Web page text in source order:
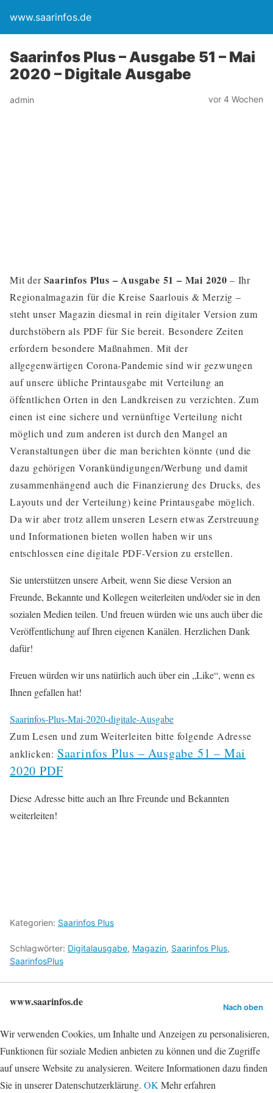
www.saarinfos.de
Saarinfos Plus – Ausgabe 51 – Mai
2020 – Digitale Ausgabe
admin vor 4 Wochen
Mit der Saarinfos Plus – Ausgabe 51 – Mai 2020 – Ihr
Regionalmagazin für die Kreise Saarlouis & Merzig –
steht unser Magazin diesmal in rein digitaler Version zum
durchstöbern als PDF für Sie bereit. Besondere Zeiten
erfordern besondere Maßnahmen. Mit der
allgegenwärtigen Corona-Pandemie sind wir gezwungen
auf unsere übliche Printausgabe mit Verteilung an
öffentlichen Orten in den Landkreisen zu verzichten. Zum
einen ist eine sichere und vernünftige Verteilung nicht
möglich und zum anderen ist durch den Mangel an
Veranstaltungen über die man berichten könnte (und die
dazu gehörigen Vorankündigungen/Werbung und damit
zusammenhängend auch die Finanzierung des Drucks, des
Layouts und der Verteilung) keine Printausgabe möglich.
Da wir aber trotz allem unseren Lesern etwas Zerstreuung
und Informationen bieten wollen haben wir uns
entschlossen eine digitale PDF-Version zu erstellen.
Sie unterstützen unsere Arbeit, wenn Sie diese Version an
Freunde, Bekannte und Kollegen weiterleiten und/oder sie in den
sozialen Medien teilen. Und freuen würden wie uns auch über die
Veröffentlichung auf Ihren eigenen Kanälen. Herzlichen Dank
dafür!
Freuen würden wir uns natürlich auch über ein „Like“, wenn es
Ihnen gefallen hat!
Saarinfos-Plus-Mai-2020-digitale-Ausgabe
Zum Lesen und zum Weiterleiten bitte folgende Adresse
anklicken: Saarinfos Plus – Ausgabe 51 – Mai
2020 PDF
Diese Adresse bitte auch an Ihre Freunde und Bekannten
weiterleiten!
Kategorien: Saarinfos Plus
Schlagwörter: Digitalausgabe, Magazin, Saarinfos Plus,
SaarinfosPlus
www.saarinfos.de Nach oben
Wir verwenden Cookies, um Inhalte und Anzeigen zu personalisieren,
Funktionen für soziale Medien anbieten zu können und die Zugriffe
auf unsere Website zu analysieren. Weitere Informationen dazu finden
Sie in unserer Datenschutzerklärung. OK Mehr erfahren